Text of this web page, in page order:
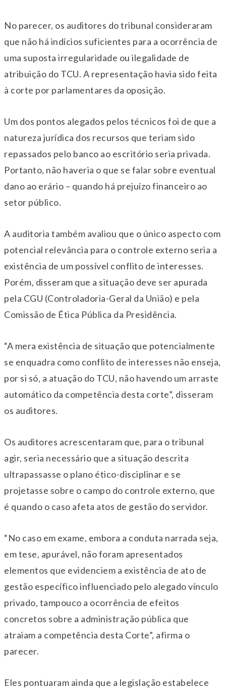
No parecer, os auditores do tribunal consideraram
que não há indícios suficientes para a ocorrência de
uma suposta irregularidade ou ilegalidade de
atribuição do TCU. A representação havia sido feita
à corte por parlamentares da oposição.
Um dos pontos alegados pelos técnicos foi de que a
natureza jurídica dos recursos que teriam sido
repassados pelo banco ao escritório seria privada.
Portanto, não haveria o que se falar sobre eventual
dano ao erário – quando há prejuízo financeiro ao
setor público.
A auditoria também avaliou que o único aspecto com
potencial relevância para o controle externo seria a
existência de um possível conflito de interesses.
Porém, disseram que a situação deve ser apurada
pela CGU (Controladoria-Geral da União) e pela
Comissão de Ética Pública da Presidência.
“A mera existência de situação que potencialmente
se enquadra como conflito de interesses não enseja,
por si só, a atuação do TCU, não havendo um arraste
automático da competência desta corte”, disseram
os auditores.
Os auditores acrescentaram que, para o tribunal
agir, seria necessário que a situação descrita
ultrapassasse o plano ético-disciplinar e se
projetasse sobre o campo do controle externo, que
é quando o caso afeta atos de gestão do servidor.
“No caso em exame, embora a conduta narrada seja,
em tese, apurável, não foram apresentados
elementos que evidenciem a existência de ato de
gestão específico influenciado pelo alegado vínculo
privado, tampouco a ocorrência de efeitos
concretos sobre a administração pública que
atraiam a competência desta Corte”, afirma o
parecer.
Eles pontuaram ainda que a legislação estabelece